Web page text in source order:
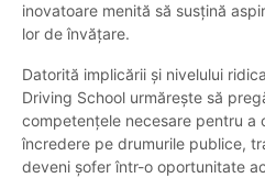
inovatoare menită să susțină
lor de învățare.
Datorită implicării și nivelului
Driving School urmărește să
competențele necesare pentru a
încredere pe drumurile publice,
deveni șofer într-o oportunitate